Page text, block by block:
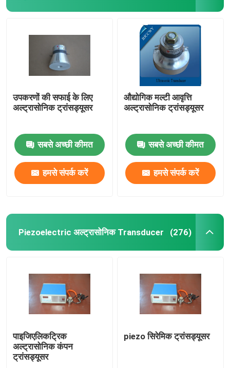
उपकरणों की सफाई के लिए
अल्ट्रासोनिक ट्रांसड्यूसर
सबसे अच्छी कीमत
हमसे संपर्क करें
औद्योगिक मल्टी आवृत्ति
अल्ट्रासोनिक ट्रांसड्यूसर
सबसे अच्छी कीमत
हमसे संपर्क करें
Piezoelectric अल्ट्रासोनिक Transducer (276)
पाइजिएलिकट्रिक
अल्ट्रासोनिक कंपन
ट्रांसड्यूसर
piezo सिरेमिक ट्रांसड्यूसर